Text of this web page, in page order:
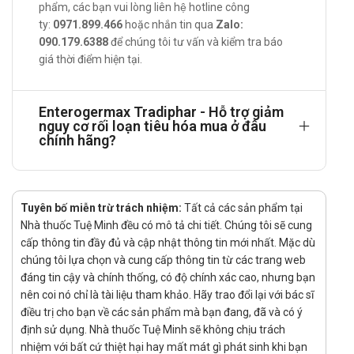
Enterogermax Tradiphar phù hợp dùng
cho đối tượng nào?
hơi, khó tiêu, tiêu chảy.
Tác dụng phụ có thể gặp phải
Chưa ghi nhận tác dụng phụ.
Tương tác
Chưa ghi nhận tương tác.
Thông tin với bác sĩ các sản phẩm, thuốc mà bạn đang sử
dụng.
Lý do nên mua Enterogermax Tradiphar
tại nhà thuốc
phẩm, các bạn vui lòng liên hệ hotline công
ty: 0971.899.466 hoặc nhắn tin qua Zalo:
090.179.6388để chúng tôi tư vấn và kiểm tra báo
giá thời điểm hiện tại.
Enterogermax Tradiphar - Hỗ trợ giảm
nguy cơ rối loạn tiêu hóa mua ở đâu
chính hãng?
Tuyên bố miễn trừ trách nhiệm: Tất cả các sản phẩm tại
Nhà thuốc Tuệ Minh đều có mô tả chi tiết. Chúng tôi sẽ cung
cấp thông tin đầy đủ và cập nhật thông tin mới nhất. Mặc dù
chúng tôi lựa chọn và cung cấp thông tin từ các trang web
đáng tin cậy và chính thống, có độ chính xác cao, nhưng bạn
nên coi nó chỉ là tài liệu tham khảo. Hãy trao đổi lại với bác sĩ
điều trị cho bạn về các sản phẩm mà bạn đang, đã và có ý
định sử dụng. Nhà thuốc Tuệ Minh sẽ không chịu trách
nhiệm với bất cứ thiệt hại hay mất mát gì phát sinh khi bạn